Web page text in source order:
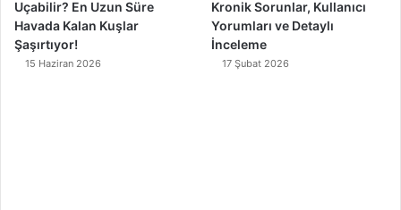
Uçabilir? En Uzun Süre
Havada Kalan Kuşlar
Şaşırtıyor!
15 Haziran 2026
Kronik Sorunlar, Kullanıcı
Yorumları ve Detaylı
İnceleme
17 Şubat 2026